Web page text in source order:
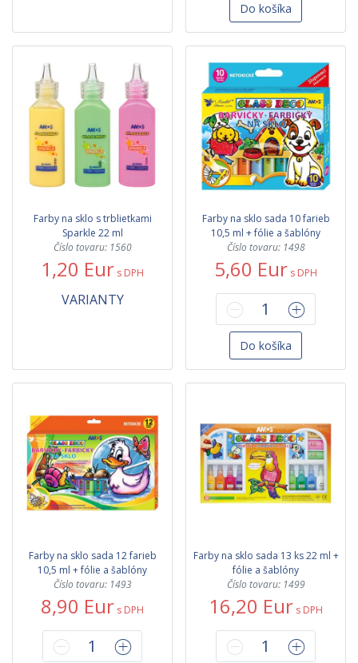
Do košíka
Farby na sklo s trblietkami
Sparkle 22 ml
Číslo tovaru: 1560
1,20 Eur s DPH
VARIANTY
Farby na sklo sada 10 farieb
10,5 ml + fólie a šablóny
Číslo tovaru: 1498
5,60 Eur s DPH
Do košíka
Farby na sklo sada 12 farieb
10,5 ml + fólie a šablóny
Číslo tovaru: 1493
8,90 Eur s DPH
Farby na sklo sada 13 ks 22 ml +
fólie a šablóny
Číslo tovaru: 1499
16,20 Eur s DPH